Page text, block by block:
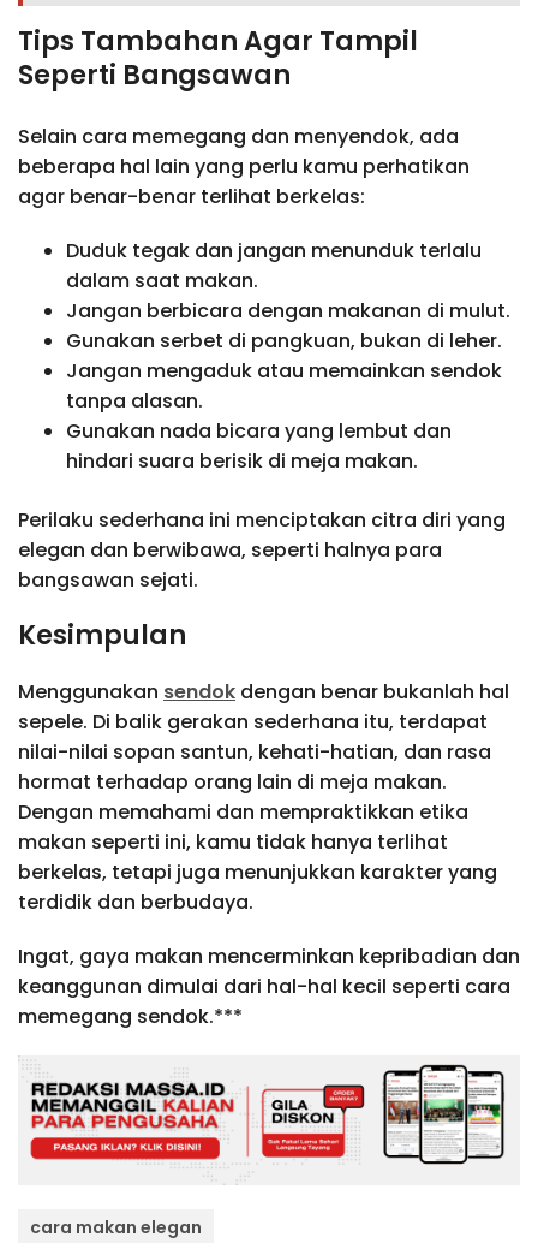
Tips Tambahan Agar Tampil
Seperti Bangsawan
Selain cara memegang dan menyendok, ada
beberapa hal lain yang perlu kamu perhatikan
agar benar-benar terlihat berkelas:
Duduk tegak dan jangan menunduk terlalu
dalam saat makan.
Jangan berbicara dengan makanan di mulut.
Gunakan serbet di pangkuan, bukan di leher.
Jangan mengaduk atau memainkan sendok
tanpa alasan.
Gunakan nada bicara yang lembut dan
hindari suara berisik di meja makan.
Perilaku sederhana ini menciptakan citra diri yang
elegan dan berwibawa, seperti halnya para
bangsawan sejati.
Kesimpulan
Menggunakan sendok dengan benar bukanlah hal
sepele. Di balik gerakan sederhana itu, terdapat
nilai-nilai sopan santun, kehati-hatian, dan rasa
hormat terhadap orang lain di meja makan.
Dengan memahami dan mempraktikkan etika
makan seperti ini, kamu tidak hanya terlihat
berkelas, tetapi juga menunjukkan karakter yang
terdidik dan berbudaya.
Ingat, gaya makan mencerminkan kepribadian dan
keanggunan dimulai dari hal-hal kecil seperti cara
memegang sendok.***
cara makan elegan